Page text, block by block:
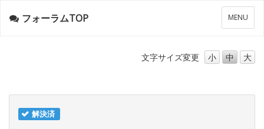
メ
ニ
ー
MENU
フォーラムTOP
文字サイズ変更 小 中 大
解決済